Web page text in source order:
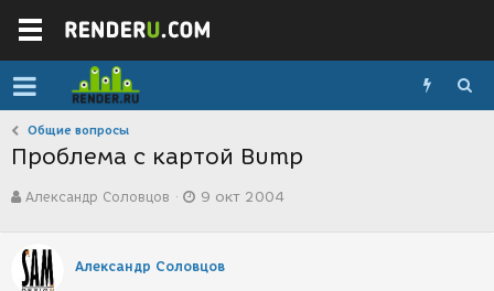
Общие вопросы
Проблема с картой Bump
в
р
т
Александр Соловцов
а
с
9 окт 2004
Александр Соловцов